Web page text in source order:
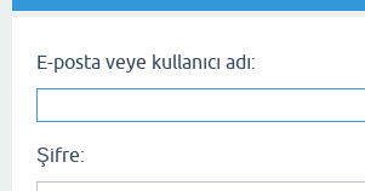
E-posta veye kullanıcı adı:
Şifre: